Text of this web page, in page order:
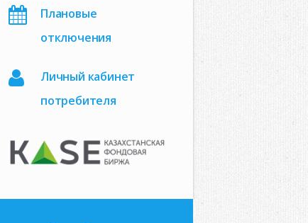
Плановые
отключения
Личный кабинет
потребителя